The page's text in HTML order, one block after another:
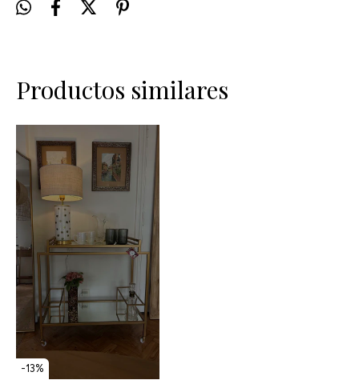
Productos similares
-13%